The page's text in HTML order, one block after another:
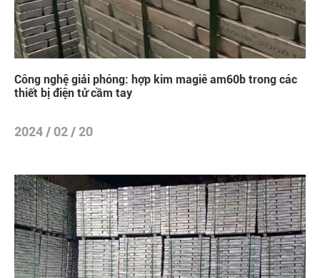
Công nghệ giải phóng: hợp kim magiê am60b trong các
thiết bị điện tử cầm tay
2024 / 02 / 20